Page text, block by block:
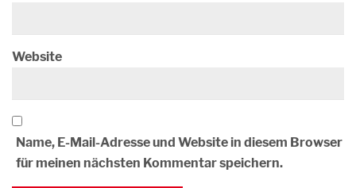
Website
Name, E-Mail-Adresse und Website in diesem Browser
für meinen nächsten Kommentar speichern.